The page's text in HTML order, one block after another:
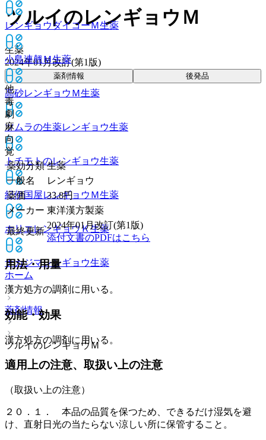
レンギョウダイコーＭ生薬
小島連翹Ｍ生薬
高砂レンギョウＭ生薬
ツムラの生薬レンギョウ生薬
トチモトのレンギョウ生薬
紀伊国屋レンギョウＭ生薬
ホリエレンギョウＫ生薬
ナカジマレンギョウ生薬
ホーム
薬剤情報
ツルイのレンギョウＭ
ツルイのレンギョウＭ
生薬
2024年01月改訂(第1版)
薬剤情報 後発品
他
毒
劇
麻
向
覚
薬効分類 生薬
一般名
レンギョウ
薬価
33.8円
メーカー 東洋漢方製薬
最終更新
2024年01月改訂(第1版)
添付文書のPDFはこちら
用法・用量
漢方処方の調剤に用いる。
効能・効果
漢方処方の調剤に用いる。
適用上の注意、取扱い上の注意
（取扱い上の注意）
２０．１． 本品の品質を保つため、できるだけ湿気を避
け、直射日光の当たらない涼しい所に保管すること。